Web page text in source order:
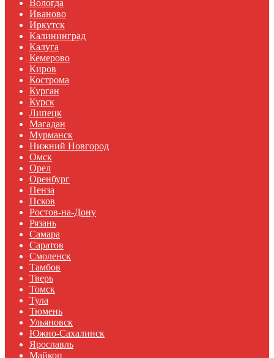
Вологда
Иваново
Иркутск
Калининград
Калуга
Кемерово
Киров
Кострома
Курган
Курск
Липецк
Магадан
Мурманск
Нижний Новгород
Омск
Орел
Оренбург
Пенза
Псков
Ростов-на-Дону
Рязань
Самара
Саратов
Смоленск
Тамбов
Тверь
Томск
Тула
Тюмень
Ульяновск
Южно-Сахалинск
Ярославль
Майкоп